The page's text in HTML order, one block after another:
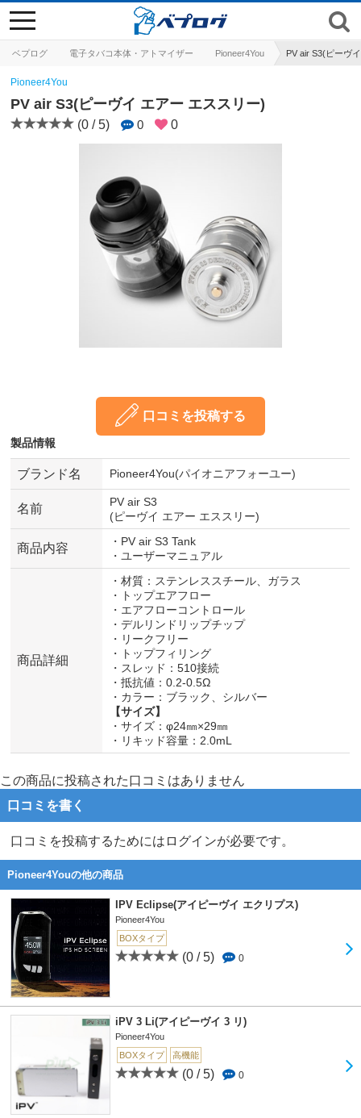
ベプログ 電子タバコ本体・アトマイザー Pioneer4You PV air S3(ピーヴ
toggle
navigation
Pioneer4You
PV air S3(ピーヴイ エアー エススリー)
(0 / 5) 0 0
口コミを投稿する
製品情報
ブランド名 Pioneer4You(パイオニアフォーユー)
名前
PV air S3
(ピーヴイ エアー エススリー)
商品内容
・PV air S3 Tank
・ユーザーマニュアル
商品詳細
・材質：ステンレススチール、ガラス
・トップエアフロー
・エアフローコントロール
・デルリンドリップチップ
・リークフリー
・トップフィリング
・スレッド：510接続
・抵抗値：0.2-0.5Ω
・カラー：ブラック、シルバー
【サイズ】
・サイズ：φ24㎜×29㎜
・リキッド容量：2.0mL
この商品に投稿された口コミはありません
口コミを書く
口コミを投稿するためにはログインが必要です。
Pioneer4Youの他の商品
IPV Eclipse(アイピーヴイ エクリプス)
Pioneer4You
BOXタイプ
(0 / 5) 0
iPV 3 Li(アイピーヴイ 3 リ)
Pioneer4You
BOXタイプ
高機能
(0 / 5) 0